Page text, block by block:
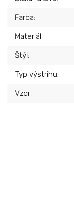
Farba:
Materiál:
Štýl:
Typ výstrihu:
Vzor: